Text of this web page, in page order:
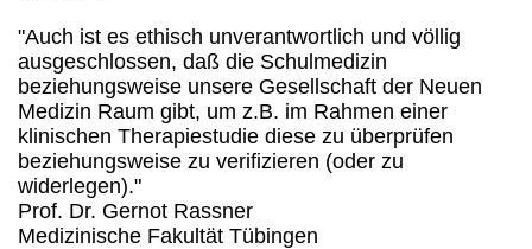
"Auch ist es ethisch unverantwortlich und völlig
ausgeschlossen, daß die Schulmedizin
beziehungsweise unsere Gesellschaft der Neuen
Medizin Raum gibt, um z.B. im Rahmen einer
klinischen Therapiestudie diese zu überprüfen
beziehungsweise zu verifizieren (oder zu
widerlegen)."
Prof. Dr. Gernot Rassner
Medizinische Fakultät Tübingen